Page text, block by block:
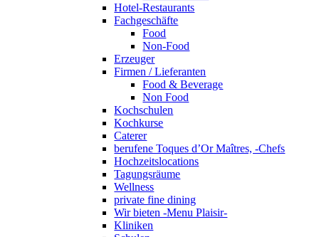
Hotel-Restaurants
Fachgeschäfte
Food
Non-Food
Erzeuger
Firmen / Lieferanten
Food & Beverage
Non Food
Kochschulen
Kochkurse
Caterer
berufene Toques d’Or Maîtres, -Chefs
Hochzeitslocations
Tagungsräume
Wellness
private fine dining
Wir bieten -Menu Plaisir-
Kliniken